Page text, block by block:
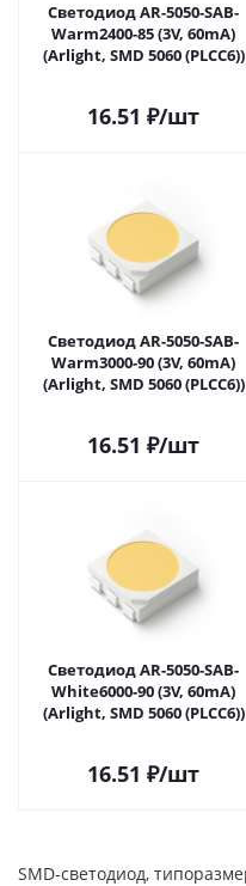
Светодиод AR-5050-SAB-
Warm2400-85 (3V, 60mA)
(Arlight, SMD 5060 (PLCC6))
16.51 ₽/шт
Светодиод AR-5050-SAB-
Warm3000-90 (3V, 60mA)
(Arlight, SMD 5060 (PLCC6))
16.51 ₽/шт
Светодиод AR-5050-SAB-
White6000-90 (3V, 60mA)
(Arlight, SMD 5060 (PLCC6))
16.51 ₽/шт
SMD-светодиод,